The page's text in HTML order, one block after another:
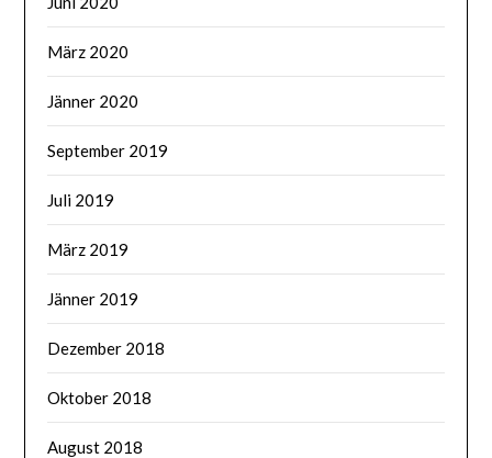
März 2020
Jänner 2020
September 2019
Juli 2019
März 2019
Jänner 2019
Dezember 2018
Oktober 2018
August 2018